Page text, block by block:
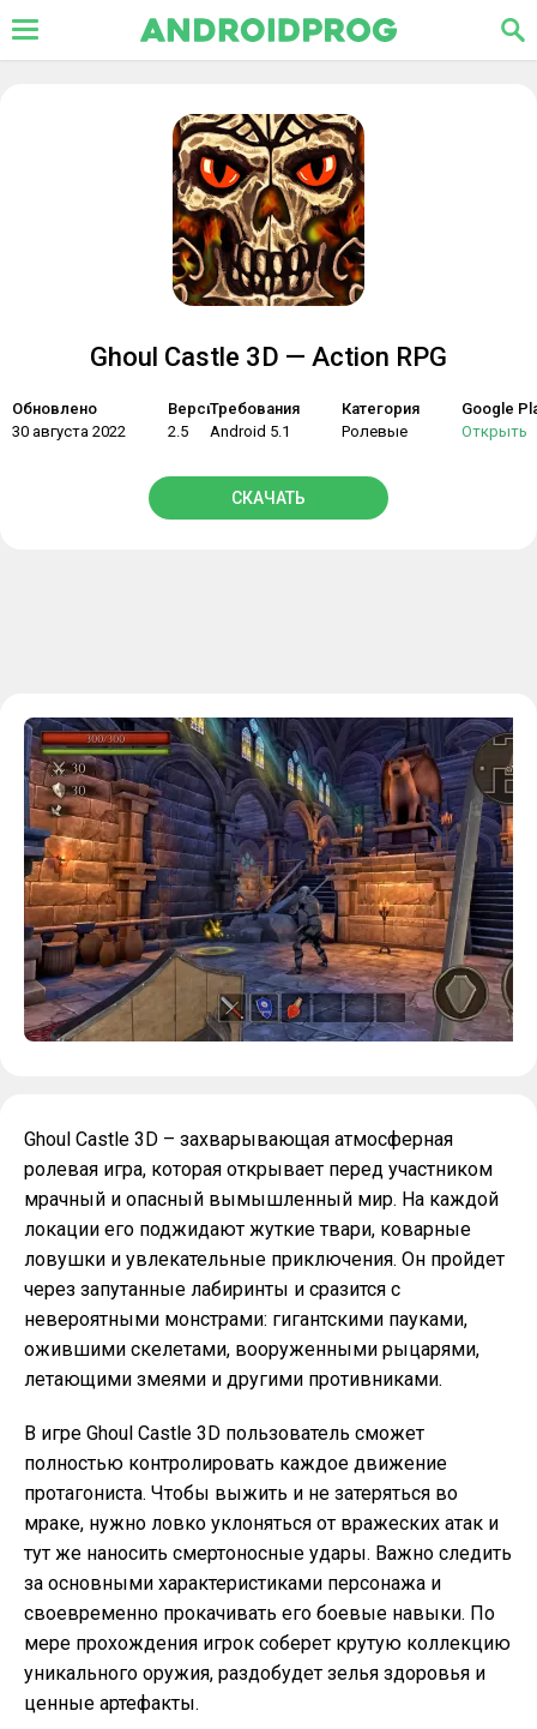
Ghoul Castle 3D — Action RPG
Обновлено
30 августа 2022
Версия
2.5
Требования
Android 5.1
Категория
Ролевые
Google
Открыть
СКАЧАТЬ
Ghoul Castle 3D – захварывающая атмосферная
ролевая игра, которая открывает перед участником
мрачный и опасный вымышленный мир. На каждой
локации его поджидают жуткие твари, коварные
ловушки и увлекательные приключения. Он пройдет
через запутанные лабиринты и сразится с
невероятными монстрами: гигантскими пауками,
ожившими скелетами, вооруженными рыцарями,
летающими змеями и другими противниками.
В игре Ghoul Castle 3D пользователь сможет
полностью контролировать каждое движение
протагониста. Чтобы выжить и не затеряться во
мраке, нужно ловко уклоняться от вражеских атак и
тут же наносить смертоносные удары. Важно следить
за основными характеристиками персонажа и
своевременно прокачивать его боевые навыки. По
мере прохождения игрок соберет крутую коллекцию
уникального оружия, раздобудет зелья здоровья и
ценные артефакты.